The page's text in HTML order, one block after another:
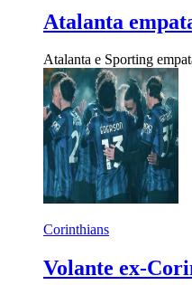
Atalanta
Atalanta e Sporting
Corinthians
Volante ex-